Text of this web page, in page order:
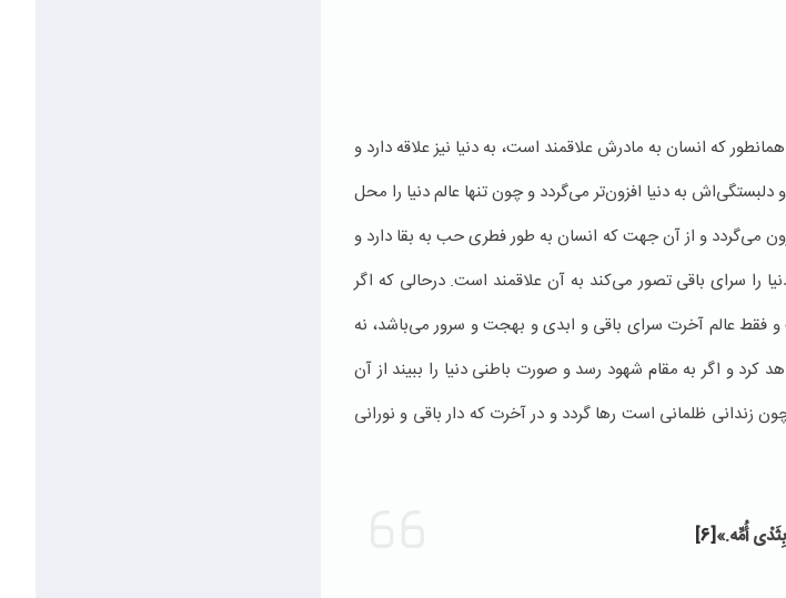
که انسان به مادرش علاقمند است، به دنیا نیز علاقه دارد و
به دنیا افزون‌تر می‌گردد و چون تنها عالم دنیا را محل
می‌گردد و از آن جهت که انسان به طور فطری حب به بقا دارد و
را سرای باقی تصور می‌کند به آن علاقمند است. درحالی که اگر
فقط عالم آخرت سرای باقی و ابدی و بهجت و سرور می‌باشد، نه
کرد و اگر به مقام شهود رسد و صورت باطنی دنیا را ببیند از آن
زندانی ظلمانی است رها گردد و در آخرت که دار باقی و نورانی
أُمِّه‏.»[6]